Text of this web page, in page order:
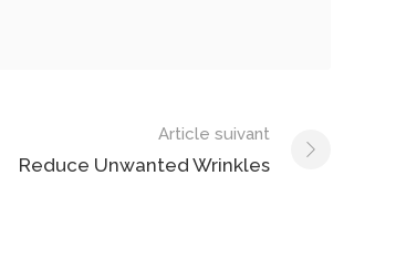
Article suivant
Reduce Unwanted Wrinkles